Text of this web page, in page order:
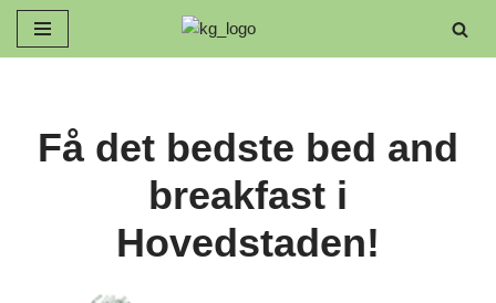
Spring
Få det bedste bed and
breakfast i
Hovedstaden!